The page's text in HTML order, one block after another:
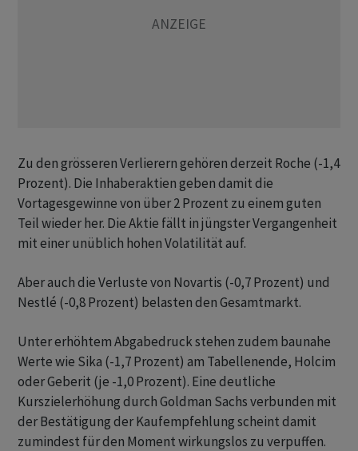
Zu den grösseren Verlierern gehören derzeit Roche (-1,4
Prozent). Die Inhaberaktien geben damit die
Vortagesgewinne von über 2 Prozent zu einem guten
Teil wieder her. Die Aktie fällt in jüngster Vergangenheit
mit einer unüblich hohen Volatilität auf.
Aber auch die Verluste von Novartis (-0,7 Prozent) und
Nestlé (-0,8 Prozent) belasten den Gesamtmarkt.
Unter erhöhtem Abgabedruck stehen zudem baunahe
Werte wie Sika (-1,7 Prozent) am Tabellenende, Holcim
oder Geberit (je -1,0 Prozent). Eine deutliche
Kurszielerhöhung durch Goldman Sachs verbunden mit
der Bestätigung der Kaufempfehlung scheint damit
zumindest für den Moment wirkungslos zu verpuffen.